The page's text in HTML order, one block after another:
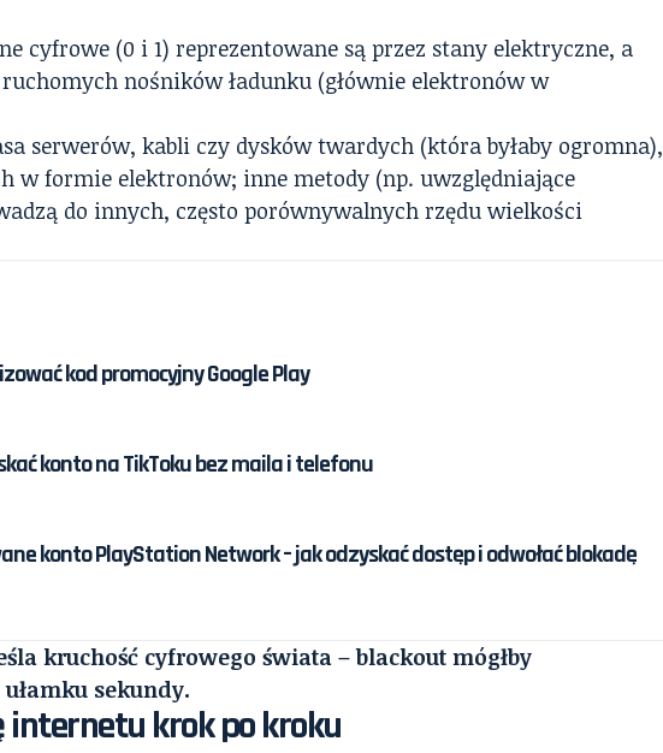
cyfrowe (0 i 1) reprezentowane są przez stany elektryczne, a
nośników ładunku (głównie elektronów w
serwerów, kabli czy dysków twardych (która byłaby ogromna),
w formie elektronów; inne metody (np. uwzględniające
do innych, często porównywalnych rzędu wielkości
kod promocyjny Google Play
konto na TikToku bez maila i telefonu
konto PlayStation Network – jak odzyskać dostęp i odwołać blokadę
kruchość cyfrowego świata – blackout mógłby
sekundy.
internetu krok po kroku